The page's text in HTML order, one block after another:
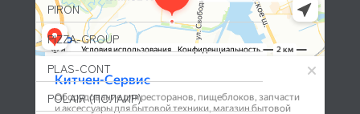
PIRON
PIZZA-GROUP
PLAS-CONT
POLAIR (ПОЛАИР)